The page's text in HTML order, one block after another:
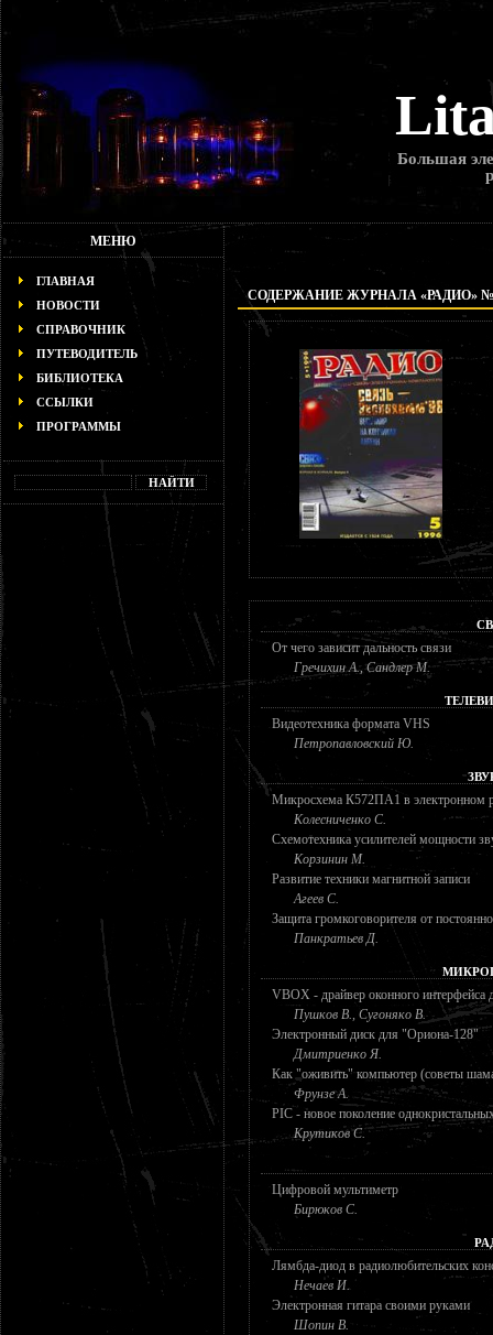
Большая
МЕНЮ
ГЛАВНАЯ
НОВОСТИ
СПРАВОЧНИК
ПУТЕВОДИТЕЛЬ
БИБЛИОТЕКА
ССЫЛКИ
ПРОГРАММЫ
СОДЕРЖАНИЕ ЖУРНАЛА «РАДИО» №
От чего зависит дальность связи
Гречихин А., Сандлер М.
Видеотехника формата VHS
Петропавловский Ю.
Микросхема К572ПА1 в электронном
Колесниченко С.
Схемотехника усилителей мощности
Корзинин М.
Развитие техники магнитной записи
Агеев С.
Защита громкоговорителя от
Панкратьев Д.
VBOX - драйвер оконного интерфейса
Пушков В., Сугоняко В.
Электронный диск для "Ориона-128"
Дмитриенко Я.
Как "оживить" компьютер (советы
Фрунзе А.
PIC - новое поколение
Крутиков С.
Цифровой мультиметр
Бирюков С.
Лямбда-диод в радиолюбительских
Нечаев И.
Электронная гитара своими руками
Шопин В.